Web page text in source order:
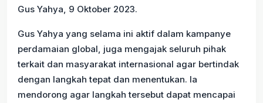
Gus Yahya, 9 Oktober 2023.
Gus Yahya yang selama ini aktif dalam kampanye
perdamaian global, juga mengajak seluruh pihak
terkait dan masyarakat internasional agar bertindak
dengan langkah tepat dan menentukan. Ia
mendorong agar langkah tersebut dapat mencapai